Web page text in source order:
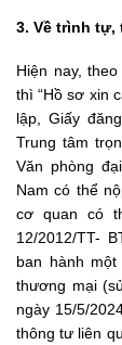
3. Về trình tự,
Hiện nay,
thì “Hồ sơ xin
lập, Giấy
Trung tâm
Văn phòng
Nam có thể
cơ quan có
12/2012/TT-
ban hành
thương mại
ngày 15/5/
thông tư liên